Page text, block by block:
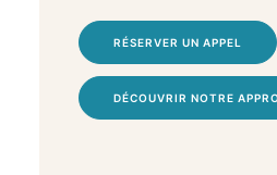
RÉSERVER UN APPEL
DÉCOUVRIR NOTRE